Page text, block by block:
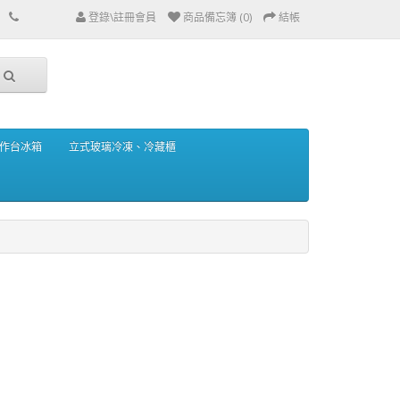
登錄\註冊會員 商品備忘簿 (0) 結帳
台冰箱 立式玻璃冷凍、冷藏櫃